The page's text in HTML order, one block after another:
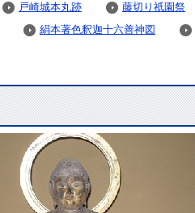
戸崎城本丸跡 藤切り祇園祭
絹本著色釈迦十六善神図